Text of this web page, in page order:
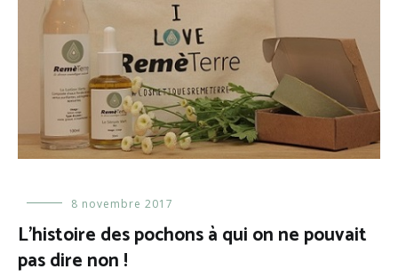
Evénements8 novembre 2017
L’histoire des pochons à qui on ne pouvait
pas dire non !